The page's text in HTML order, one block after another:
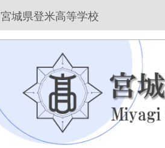
宮城県登米高等学校